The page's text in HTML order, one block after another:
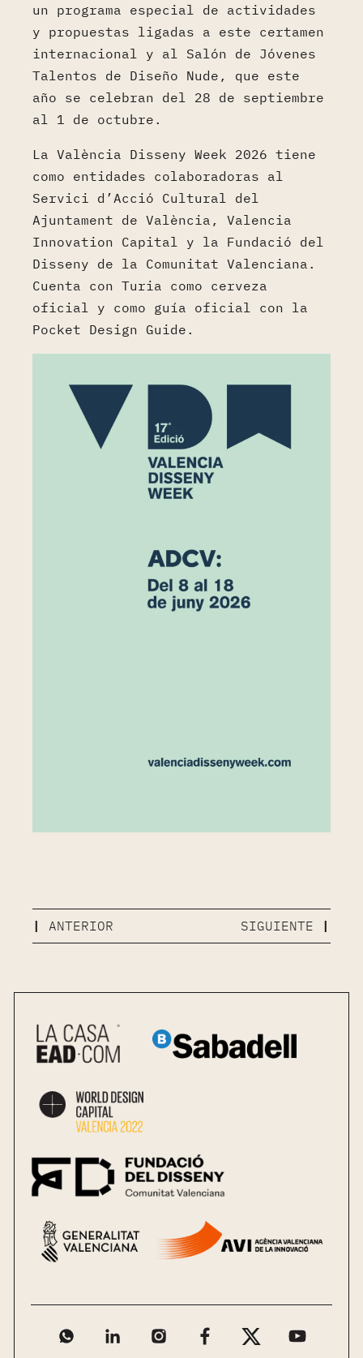
un programa especial de actividades
y propuestas ligadas a este certamen
internacional y al Salón de Jóvenes
Talentos de Diseño Nude, que este
año se celebran del 28 de septiembre
al 1 de octubre.
La València Disseny Week 2026 tiene
como entidades colaboradoras al
Servici d’Acció Cultural del
Ajuntament de València, Valencia
Innovation Capital y la Fundació del
Disseny de la Comunitat Valenciana.
Cuenta con Turia como cerveza
oficial y como guía oficial con la
Pocket Design Guide.
ANTERIOR SIGUIENTE